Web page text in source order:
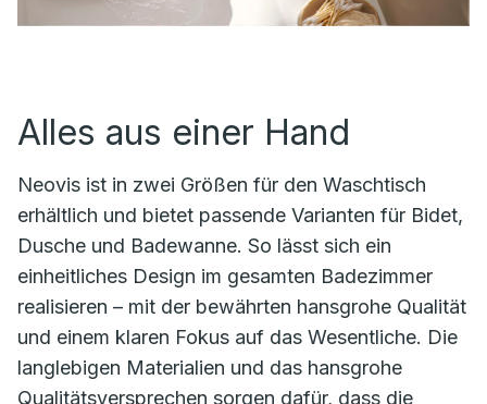
Alles aus einer Hand
Neovis ist in zwei Größen für den Waschtisch
erhältlich und bietet passende Varianten für Bidet,
Dusche und Badewanne. So lässt sich ein
einheitliches Design im gesamten Badezimmer
realisieren – mit der bewährten hansgrohe Qualität
und einem klaren Fokus auf das Wesentliche. Die
langlebigen Materialien und das hansgrohe
Qualitätsversprechen sorgen dafür, dass die